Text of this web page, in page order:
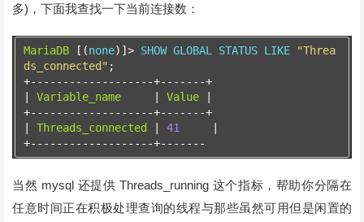
多)，下面我查找一下当前连接数：
MariaDB [(none)]> SHOW GLOBAL STATUS LIKE
"Threa
ds_connected" ;
+-------------------+-------+
Variable_name Value
+-------------------+-------+
Threads_connected 41
+-------------------+-------
当然 mysql 还提供 Threads_running 这个指标，帮助你分隔在
任意时间正在积极处理查询的线程与那些虽然可用但是闲置的